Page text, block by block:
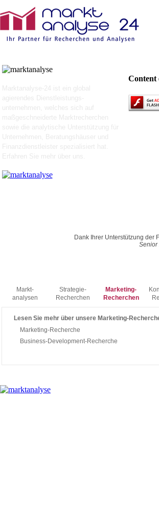
Marktanalyse-24 ist ein global
agierendes Dienstleistungs-
unternehmen, welches sich auf
maßgeschneiderte Marktrecherchen
sowie die analytische Unterstützung für
Unternehmen, Beratungshäuser und
Finanzdienstleister spezialisiert hat.
Erfahren Sie mehr über uns.
Content
Dank Ihrer Unterstützung
Markt-
analysen
Strategie-
Recherchen
Marketing-
Recherchen
Lesen Sie mehr über unsere Marketing-
Marketing-Recherche
Business-Development-Recherche